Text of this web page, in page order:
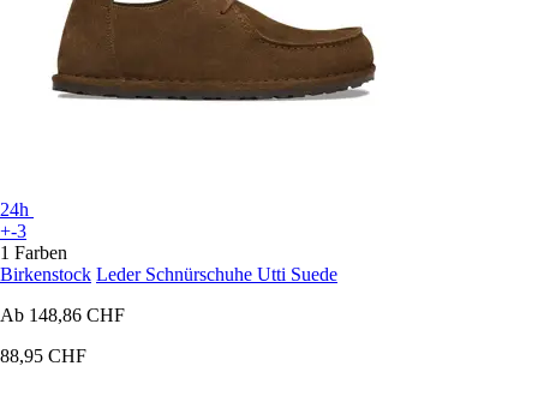
24h
+-3
1 Farben
Birkenstock Leder Schnürschuhe Utti Suede
Ab 148,86 CHF
88,95 CHF